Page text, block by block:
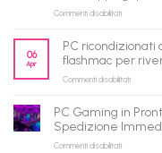
Commenti disabilitatisu
pronto
per
gli
il
tuo
assistente
06
Apr
PC ricondizionati
flashmac per
Commenti disabilitatisu
la
PC Gaming in
Spedizione
Commenti disabilitatisu